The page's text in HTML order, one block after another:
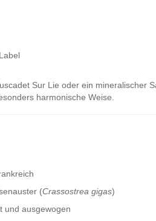
Sur Lie oder ein mineralischer
harmonische Weise.
(Crassostrea gigas)
und ausgewogen